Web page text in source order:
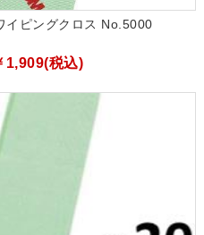
イピングクロス No.5000
1,909(税込)